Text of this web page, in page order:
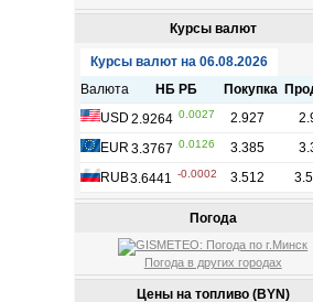
Курсы валют
Погода
Погода в других городах
Цены на топливо (BYN)